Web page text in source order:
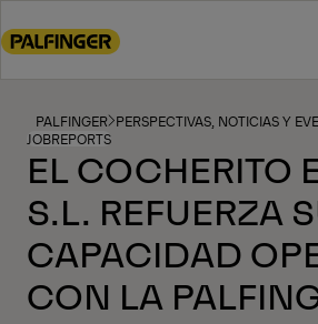
to
footer
content
PALFINGER PERSPECTIVAS, NOTICIAS Y
JOBREPORTS
EL COCHERITO
S.L. REFUERZA
CAPACIDAD
CON LA